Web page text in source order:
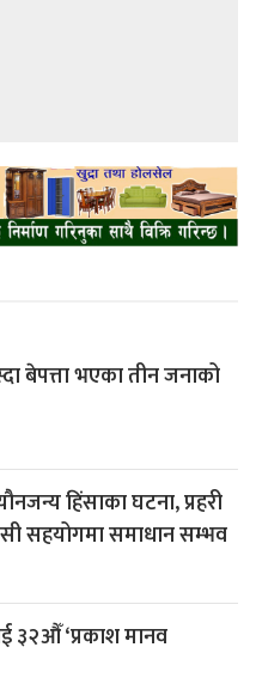
बेपत्ता भएका तीन जनाको
हिंसाका घटना, प्रहरी
सहयोगमा समाधान सम्भव
३२औँ ‘प्रकाश मानव